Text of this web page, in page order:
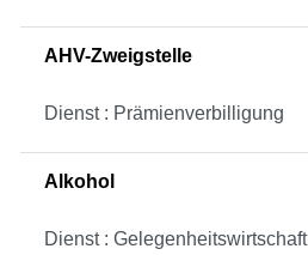
AHV-Zweigstelle
Dienst : Prämienverbilligung
Alkohol
Dienst : Gelegenheitswirtschaft